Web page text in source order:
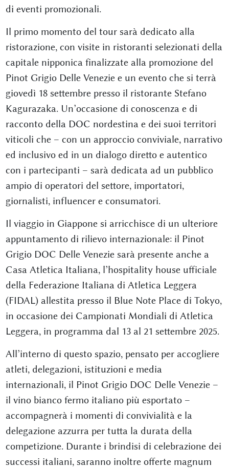
di eventi promozionali.
Il primo momento del tour sarà dedicato alla
ristorazione, con visite in ristoranti selezionati della
capitale nipponica finalizzate alla promozione del
Pinot Grigio Delle Venezie e un evento che si terrà
giovedì 18 settembre presso il ristorante Stefano
Kagurazaka. Un’occasione di conoscenza e di
racconto della DOC nordestina e dei suoi territori
viticoli che – con un approccio conviviale, narrativo
ed inclusivo ed in un dialogo diretto e autentico
con i partecipanti – sarà dedicata ad un pubblico
ampio di operatori del settore, importatori,
giornalisti, influencer e consumatori.
Il viaggio in Giappone si arricchisce di un ulteriore
appuntamento di rilievo internazionale: il Pinot
Grigio DOC Delle Venezie sarà presente anche a
Casa Atletica Italiana, l’hospitality house ufficiale
della Federazione Italiana di Atletica Leggera
(FIDAL) allestita presso il Blue Note Place di Tokyo,
in occasione dei Campionati Mondiali di Atletica
Leggera, in programma dal 13 al 21 settembre 2025.
All’interno di questo spazio, pensato per accogliere
atleti, delegazioni, istituzioni e media
internazionali, il Pinot Grigio DOC Delle Venezie –
il vino bianco fermo italiano più esportato –
accompagnerà i momenti di convivialità e la
delegazione azzurra per tutta la durata della
competizione. Durante i brindisi di celebrazione dei
successi italiani, saranno inoltre offerte magnum